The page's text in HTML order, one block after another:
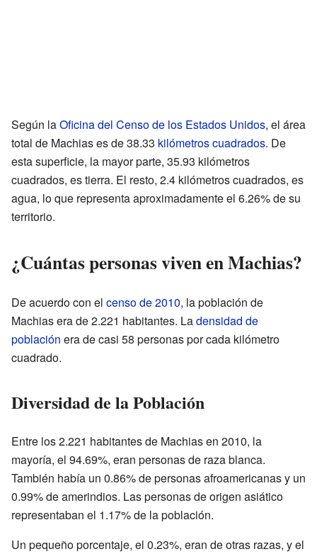
Según laOficina del Censo de los Estados Unidos, el área
total de Machias es de 38.33 kilómetros cuadrados. De
esta superficie, la mayor parte, 35.93 kilómetros
cuadrados, es tierra. El resto, 2.4 kilómetros cuadrados, es
agua, lo que representa aproximadamente el 6.26% de su
territorio.
¿Cuántas personas viven en Machias?
De acuerdo con el censo de 2010, la población de
Machias era de 2.221 habitantes. Ladensidad de
población era de casi 58 personas por cada kilómetro
cuadrado.
Diversidad de la Población
Entre los 2.221 habitantes de Machias en 2010, la
mayoría, el 94.69%, eran personas de raza blanca.
También había un 0.86% de personas afroamericanas y un
0.99% de amerindios. Las personas de origen asiático
representaban el 1.17% de la población.
Un pequeño porcentaje, el 0.23%, eran de otras razas, y el